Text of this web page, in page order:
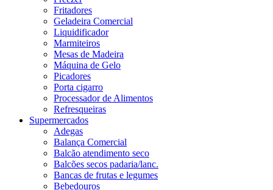
Fritadores
Geladeira Comercial
Liquidificador
Marmiteiros
Mesas de Madeira
Máquina de Gelo
Picadores
Porta cigarro
Processador de Alimentos
Refresqueiras
Supermercados
Adegas
Balança Comercial
Balcão atendimento seco
Balcões secos padaria/lanc.
Bancas de frutas e legumes
Bebedouros